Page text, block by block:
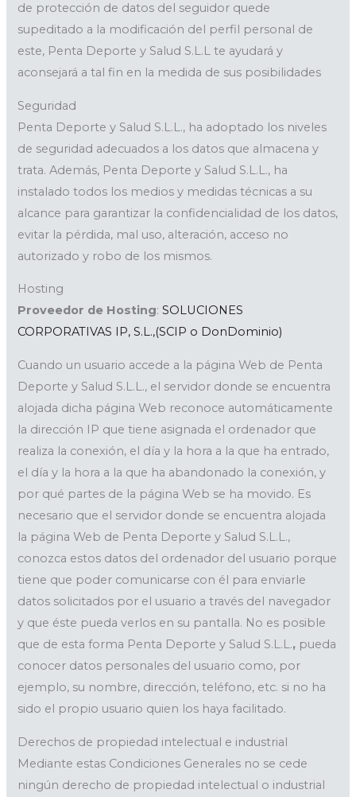
de protección de datos del seguidor quede
supeditado a la modificación del perfil personal de
este, Penta Deporte y Salud S.L.L te ayudará y
aconsejará a tal fin en la medida de sus posibilidades
Seguridad
Penta Deporte y Salud S.L.L., ha adoptado los niveles
de seguridad adecuados a los datos que almacena y
trata. Además, Penta Deporte y Salud S.L.L., ha
instalado todos los medios y medidas técnicas a su
alcance para garantizar la confidencialidad de los datos,
evitar la pérdida, mal uso, alteración, acceso no
autorizado y robo de los mismos.
Hosting
Proveedor de Hosting:SOLUCIONES
CORPORATIVAS IP, S.L.,(SCIP o DonDominio)
Cuando un usuario accede a la página Web de Penta
Deporte y Salud S.L.L., el servidor donde se encuentra
alojada dicha página Web reconoce automáticamente
la dirección IP que tiene asignada el ordenador que
realiza la conexión, el día y la hora a la que ha entrado,
el día y la hora a la que ha abandonado la conexión, y
por qué partes de la página Web se ha movido. Es
necesario que el servidor donde se encuentra alojada
la página Web de Penta Deporte y Salud S.L.L.,
conozca estos datos del ordenador del usuario porque
tiene que poder comunicarse con él para enviarle
datos solicitados por el usuario a través del navegador
y que éste pueda verlos en su pantalla. No es posible
que de esta forma Penta Deporte y Salud S.L.L., pueda
conocer datos personales del usuario como, por
ejemplo, su nombre, dirección, teléfono, etc. si no ha
sido el propio usuario quien los haya facilitado.
Derechos de propiedad intelectual e industrial
Mediante estas Condiciones Generales no se cede
ningún derecho de propiedad intelectual o industrial